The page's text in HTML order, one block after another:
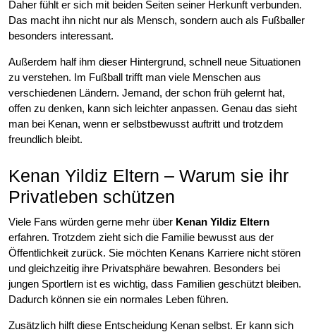
Daher fühlt er sich mit beiden Seiten seiner Herkunft verbunden.
Das macht ihn nicht nur als Mensch, sondern auch als Fußballer
besonders interessant.
Außerdem half ihm dieser Hintergrund, schnell neue Situationen
zu verstehen. Im Fußball trifft man viele Menschen aus
verschiedenen Ländern. Jemand, der schon früh gelernt hat,
offen zu denken, kann sich leichter anpassen. Genau das sieht
man bei Kenan, wenn er selbstbewusst auftritt und trotzdem
freundlich bleibt.
Kenan Yildiz Eltern – Warum sie ihr
Privatleben schützen
Viele Fans würden gerne mehr über Kenan Yildiz Eltern
erfahren. Trotzdem zieht sich die Familie bewusst aus der
Öffentlichkeit zurück. Sie möchten Kenans Karriere nicht stören
und gleichzeitig ihre Privatsphäre bewahren. Besonders bei
jungen Sportlern ist es wichtig, dass Familien geschützt bleiben.
Dadurch können sie ein normales Leben führen.
Zusätzlich hilft diese Entscheidung Kenan selbst. Er kann sich